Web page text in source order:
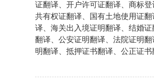
证翻译、开户许可证翻译、商标
共有权证翻译、国有土地使用证
译、海关出入境证明翻译、结婚
翻译、公安证明翻译、法院证明
明翻译、抵押证书翻译、公正证书